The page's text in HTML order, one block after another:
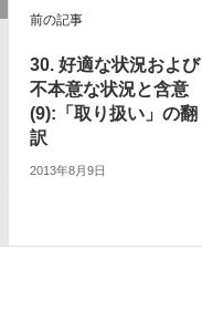
前の記事
30. 好適な状況および
不本意な状況と含意
(9):「取り扱い」の翻
訳
2013年8月9日